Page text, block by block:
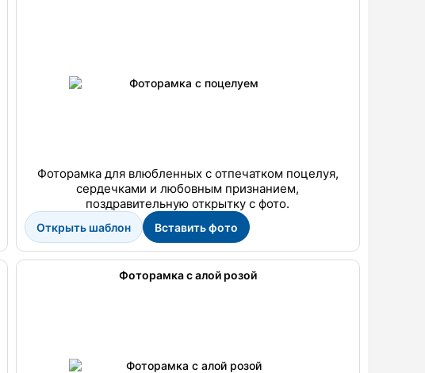
Фоторамка для влюбленных с отпечатком поцелуя,
сердечками и любовным признанием,
поздравительную открытку с фото.
Открыть шаблон Вставить фото
Фоторамка с алой розой